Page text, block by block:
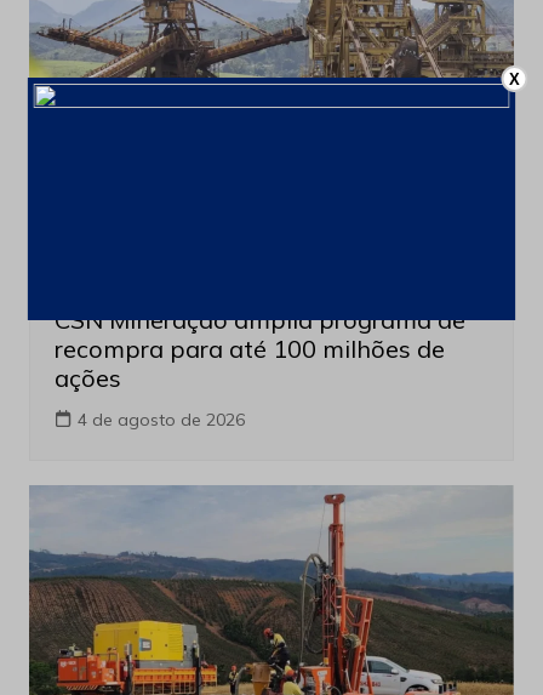
CSN Mineração amplia programa de
recompra para até 100 milhões de
ações
4 de agosto de 2026
X